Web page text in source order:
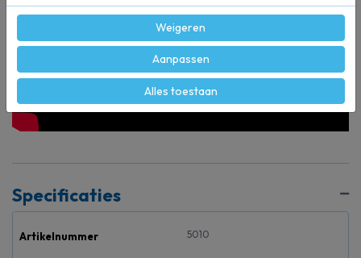
Specificaties
Artikelnummer 5010
Weigeren
Aanpassen
Alles toestaan